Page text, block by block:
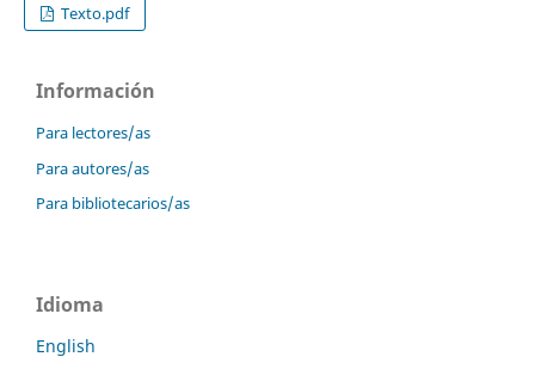
Texto.pdf
Información
Para lectores/as
Para autores/as
Para bibliotecarios/as
Idioma
English